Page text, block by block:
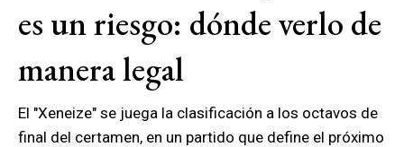
es un riesgo: dónde verlo de
manera legal
El "Xeneize" se juega la clasificación a los octavos de
final del certamen, en un partido que define el próximo